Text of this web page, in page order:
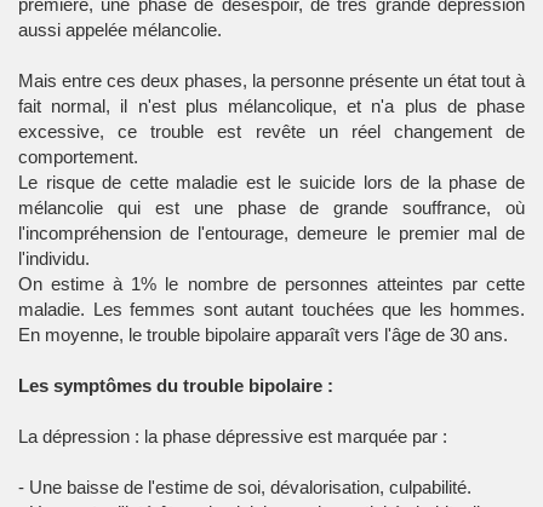
première, une phase de désespoir, de très grande dépression
aussi appelée mélancolie.
Mais entre ces deux phases, la personne présente un état tout à
fait normal, il n'est plus mélancolique, et n'a plus de phase
excessive, ce trouble est revête un réel changement de
comportement.
Le risque de cette maladie est le suicide lors de la phase de
mélancolie qui est une phase de grande souffrance, où
l'incompréhension de l'entourage, demeure le premier mal de
l'individu.
On estime à 1% le nombre de personnes atteintes par cette
maladie. Les femmes sont autant touchées que les hommes.
En moyenne, le trouble bipolaire apparaît vers l'âge de 30 ans.
Les symptômes du trouble bipolaire :
La dépression : la phase dépressive est marquée par :
- Une baisse de l'estime de soi, dévalorisation, culpabilité.